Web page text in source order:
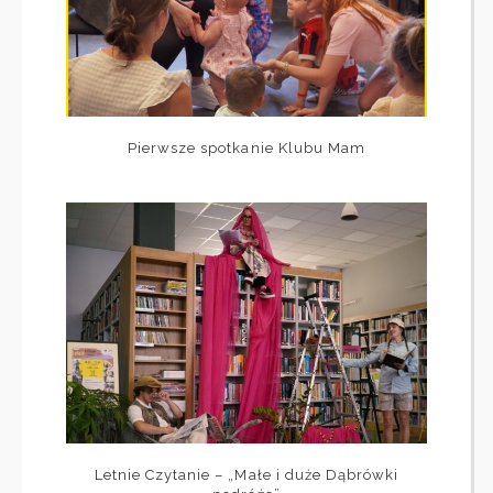
Pierwsze spotkanie Klubu Mam
Letnie Czytanie – „Małe i duże Dąbrówki